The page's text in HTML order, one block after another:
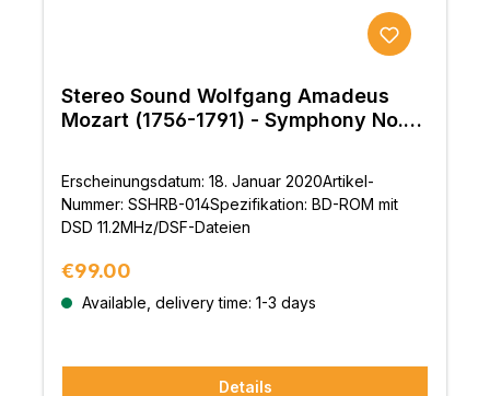
Stereo Sound Wolfgang Amadeus
Mozart (1756-1791) - Symphony No.
Erscheinungsdatum: 18. Januar 2020Artikel-
Nummer: SSHRB-014Spezifikation: BD-ROM mit
DSD 11.2MHz/DSF-Dateien
Regular price:
€99.00
Available, delivery time: 1-3 days
Details